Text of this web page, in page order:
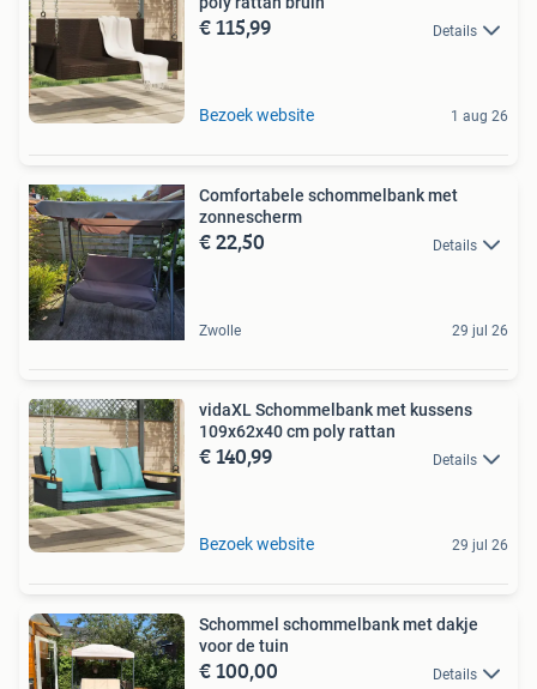
€ 115,99 Details
Bezoek website 1 aug 26
Comfortabele schommelbank met
zonnescherm
€ 22,50 Details
Zwolle 29 jul 26
vidaXL Schommelbank met kussens
109x62x40 cm poly rattan
€ 140,99 Details
Bezoek website 29 jul 26
Schommel schommelbank met dakje
voor de tuin
€ 100,00 Details